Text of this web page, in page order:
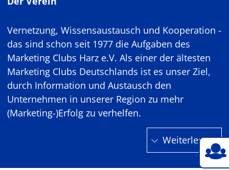
Vernetzung, Wissensaustausch und Kooperation -
das sind schon seit 1977 die Aufgaben des
Marketing Clubs Harz e.V. Als einer der ältesten
Marketing Clubs Deutschlands ist es unser Ziel,
durch Information und Austausch den
Unternehmen in unserer Region zu mehr
(Marketing-)Erfolg zu verhelfen.
Weiterlesen